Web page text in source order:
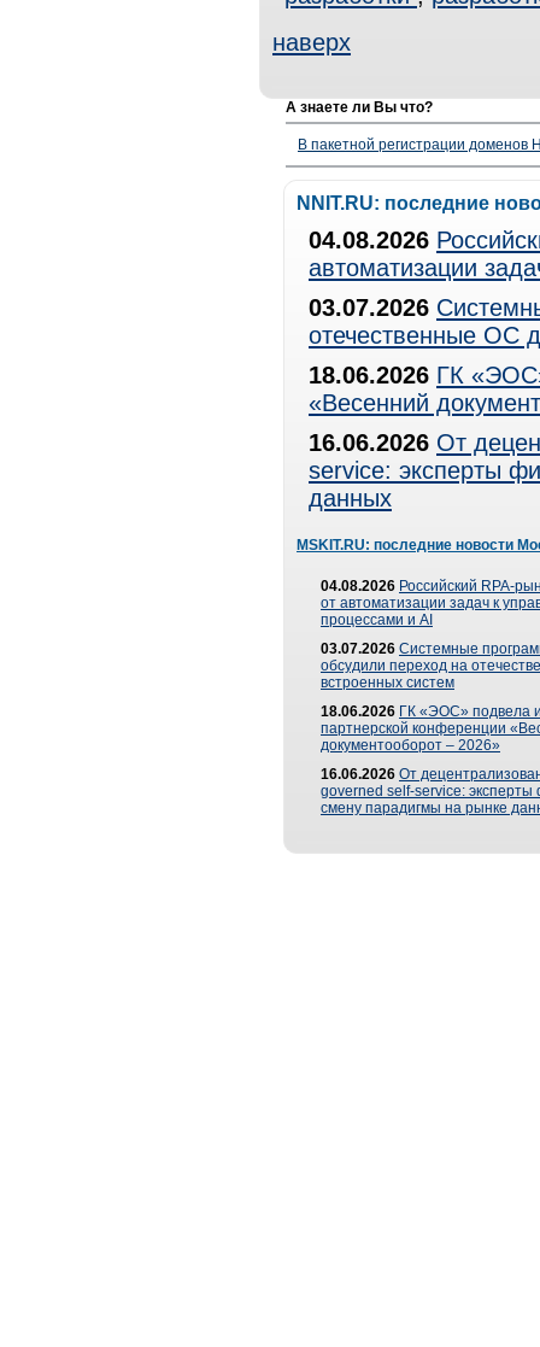
наверх
А знаете ли Вы что?
В пакетной регистрации доменов
NNIT.RU: последние
04.08.2026
автоматизации
03.07.2026
отечественные ОС
18.06.2026 ГК
«Весенний
16.06.2026 От
service: эксперты
данных
MSKIT.RU: последние новости
04.08.2026 Российский RPA-
от автоматизации задач к
процессами и AI
03.07.2026 Системные
обсудили переход на
встроенных систем
18.06.2026 ГК «ЭОС» подвела
партнерской конференции
документооборот – 2026»
16.06.2026 От
governed self-service: эксперты
смену парадигмы на рынке